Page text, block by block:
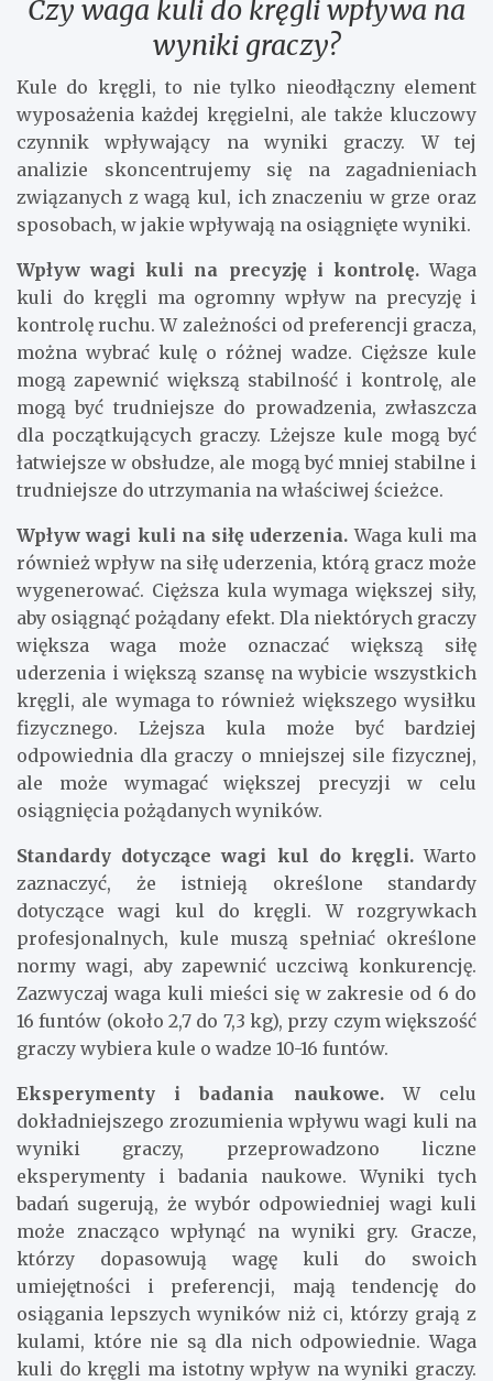
Czy waga kuli do kręgli wpływa na
wyniki graczy?
Kule do kręgli, to nie tylko nieodłączny element
wyposażenia każdej kręgielni, ale także kluczowy
czynnik wpływający na wyniki graczy. W tej
analizie skoncentrujemy się na zagadnieniach
związanych z wagą kul, ich znaczeniu w grze oraz
sposobach, w jakie wpływają na osiągnięte wyniki.
Wpływ wagi kuli na precyzję i kontrolę.Waga
kuli do kręgli ma ogromny wpływ na precyzję i
kontrolę ruchu. W zależności od preferencji gracza,
można wybrać kulę o różnej wadze. Cięższe kule
mogą zapewnić większą stabilność i kontrolę, ale
mogą być trudniejsze do prowadzenia, zwłaszcza
dla początkujących graczy. Lżejsze kule mogą być
łatwiejsze w obsłudze, ale mogą być mniej stabilne i
trudniejsze do utrzymania na właściwej ścieżce.
Wpływ wagi kuli na siłę uderzenia.Waga kuli ma
również wpływ na siłę uderzenia, którą gracz może
wygenerować. Cięższa kula wymaga większej siły,
aby osiągnąć pożądany efekt. Dla niektórych graczy
większa waga może oznaczać większą siłę
uderzenia i większą szansę na wybicie wszystkich
kręgli, ale wymaga to również większego wysiłku
fizycznego. Lżejsza kula może być bardziej
odpowiednia dla graczy o mniejszej sile fizycznej,
ale może wymagać większej precyzji w celu
osiągnięcia pożądanych wyników.
Standardy dotyczące wagi kul do kręgli.Warto
zaznaczyć, że istnieją określone standardy
dotyczące wagi kul do kręgli. W rozgrywkach
profesjonalnych, kule muszą spełniać określone
normy wagi, aby zapewnić uczciwą konkurencję.
Zazwyczaj waga kuli mieści się w zakresie od 6 do
16 funtów (około 2,7 do 7,3 kg), przy czym większość
graczy wybiera kule o wadze 10-16 funtów.
Eksperymenty i badania naukowe.W celu
dokładniejszego zrozumienia wpływu wagi kuli na
wyniki graczy, przeprowadzono liczne
eksperymenty i badania naukowe. Wyniki tych
badań sugerują, że wybór odpowiedniej wagi kuli
może znacząco wpłynąć na wyniki gry. Gracze,
którzy dopasowują wagę kuli do swoich
umiejętności i preferencji, mają tendencję do
osiągania lepszych wyników niż ci, którzy grają z
kulami, które nie są dla nich odpowiednie. Waga
kuli do kręgli ma istotny wpływ na wyniki graczy.